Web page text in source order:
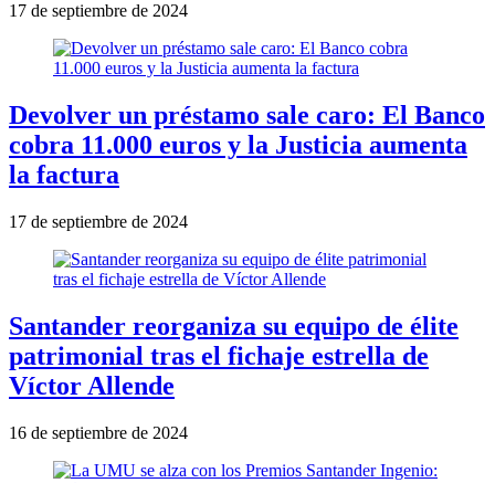
17 de septiembre de 2024
Devolver un préstamo sale caro: El Banco
cobra 11.000 euros y la Justicia aumenta
la factura
17 de septiembre de 2024
Santander reorganiza su equipo de élite
patrimonial tras el fichaje estrella de
Víctor Allende
16 de septiembre de 2024